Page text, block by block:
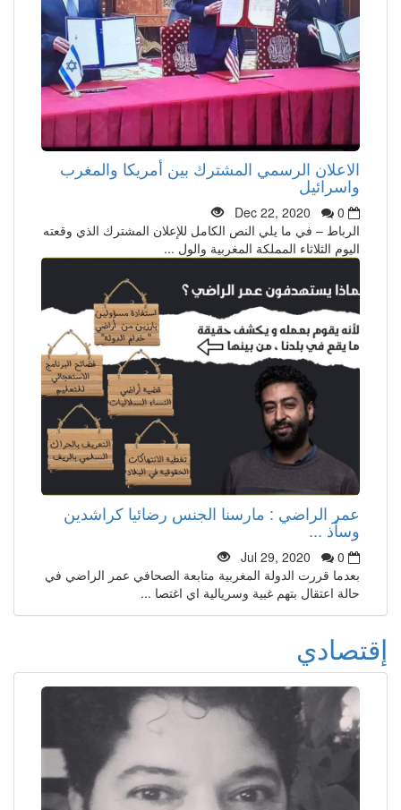
الاعلان الرسمي المشترك بين أمريكا والمغرب
واسرائيل
Dec 22, 2020
0
الرباط – في ما يلي النص الكامل للإعلان المشترك الذي وقعته
اليوم الثلاثاء المملكة المغربية والول ...
عمر الراضي : مارسنا الجنس رضائيا كراشدين
وسأذ ...
Jul 29, 2020
0
بعدما قررت الدولة المغربية متابعة الصحافي عمر الراضي في
حالة اعتقال بتهم غبية وسريالية اي اغتصا ...
إقتصادي